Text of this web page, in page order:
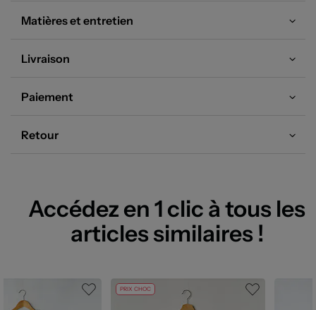
Matières et entretien
Livraison
Paiement
Retour
Accédez en 1 clic à tous les
articles similaires !
PRIX CHOC